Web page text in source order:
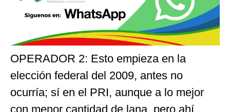
OPERADOR 2: Esto empieza en la
elección federal del 2009, antes no
ocurría; sí en el PRI, aunque a lo mejor
con menor cantidad de lana, pero ahí